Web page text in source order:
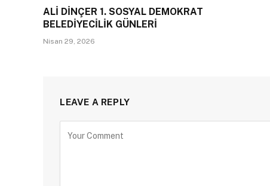
ALİ DİNÇER 1. SOSYAL DEMOKRAT
BELEDİYECİLİK GÜNLERİ
Nisan 29, 2026
LEAVE A REPLY